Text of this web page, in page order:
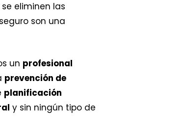
eliminen las
son una
un profesional
prevención de
planificación
y sin ningún tipo de